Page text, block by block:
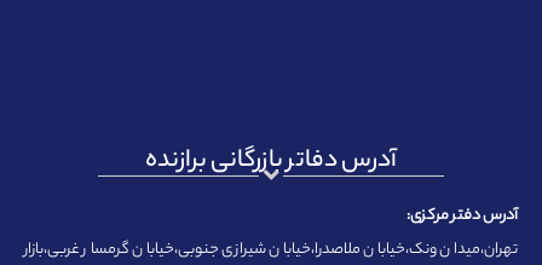
آدرس دفاتر بازرگانی برازنده
آدرس دفتر مرکزی:
تهران،میدان ونک،خیابان ملاصدرا،خیابان شیرازی جنوبی،خیابان گرمسار غربی،بازار